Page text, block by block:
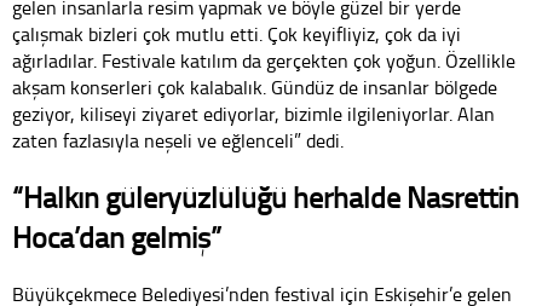
gelen insanlarla resim yapmak ve böyle güzel bir yerde
çalışmak bizleri çok mutlu etti. Çok keyifliyiz, çok da iyi
ağırladılar. Festivale katılım da gerçekten çok yoğun. Özellikle
akşam konserleri çok kalabalık. Gündüz de insanlar bölgede
geziyor, kiliseyi ziyaret ediyorlar, bizimle ilgileniyorlar. Alan
zaten fazlasıyla neşeli ve eğlenceli” dedi.
“Halkın güleryüzlülüğü herhalde Nasrettin
Hoca’dan gelmiş”
Büyükçekmece Belediyesi’nden festival için Eskişehir’e gelen